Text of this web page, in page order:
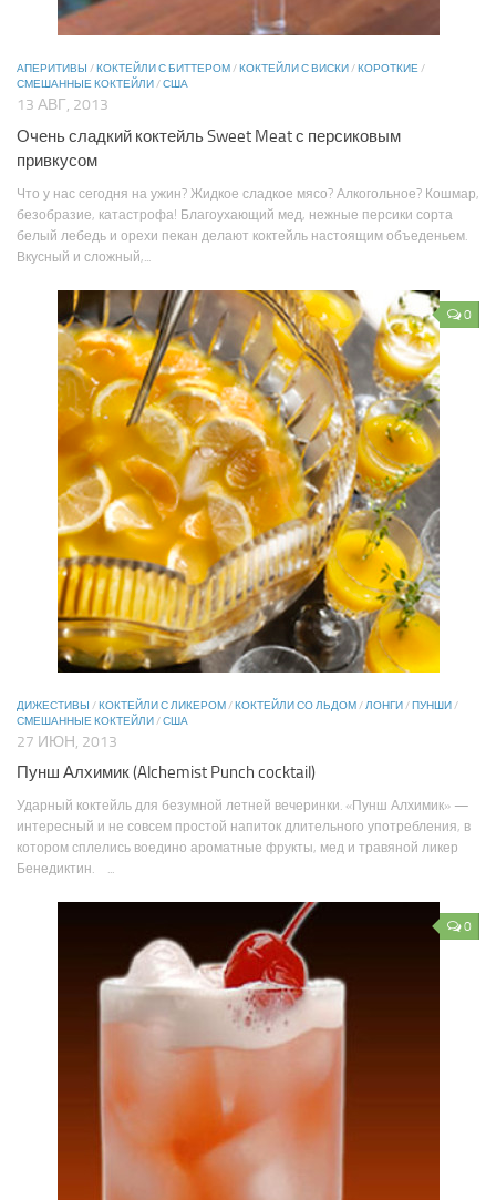
АПЕРИТИВЫ / КОКТЕЙЛИ С БИТТЕРОМ / КОКТЕЙЛИ С ВИСКИ / КОРОТКИЕ/
СМЕШАННЫЕ КОКТЕЙЛИ /США
13 АВГ, 2013
Очень сладкий коктейль Sweet Meat с персиковым
привкусом
Что у нас сегодня на ужин? Жидкое сладкое мясо? Алкогольное? Кошмар,
безобразие, катастрофа! Благоухающий мед, нежные персики сорта
белый лебедь и орехи пекан делают коктейль настоящим объеденьем.
Вкусный и сложный,...
0
ДИЖЕСТИВЫ /КОКТЕЙЛИ С ЛИКЕРОМ/КОКТЕЙЛИ СО ЛЬДОМ/ЛОНГИ/ПУНШИ/
СМЕШАННЫЕ КОКТЕЙЛИ/США
27 ИЮН, 2013
Пунш Алхимик (Alchemist Punch cocktail)
Ударный коктейль для безумной летней вечеринки. «Пунш Алхимик» —
интересный и не совсем простой напиток длительного употребления, в
котором сплелись воедино ароматные фрукты, мед и травяной ликер
Бенедиктин. ...
0